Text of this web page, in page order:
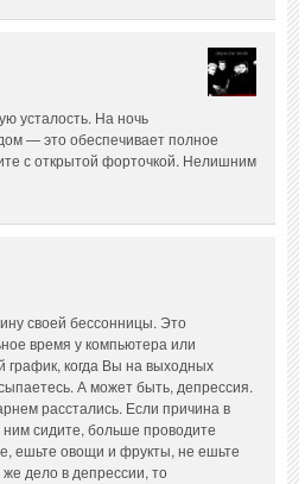
усталость. На ночь
— это обеспечивает полное
с открытой форточкой. Нелишним
своей бессонницы. Это
время у компьютера или
график, когда Вы на выходных
А может быть, депрессия.
расстались. Если причина в
сидите, больше проводите
ешьте овощи и фрукты, не ешьте
дело в депрессии, то